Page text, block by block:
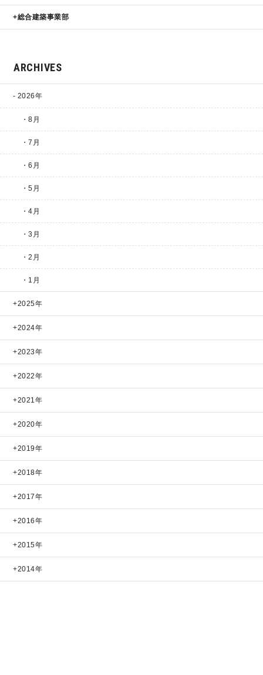
総合建築事業部
ARCHIVES
2026年
・8月
・7月
・6月
・5月
・4月
・3月
・2月
・1月
2025年
2024年
2023年
2022年
2021年
2020年
2019年
2018年
2017年
2016年
2015年
2014年